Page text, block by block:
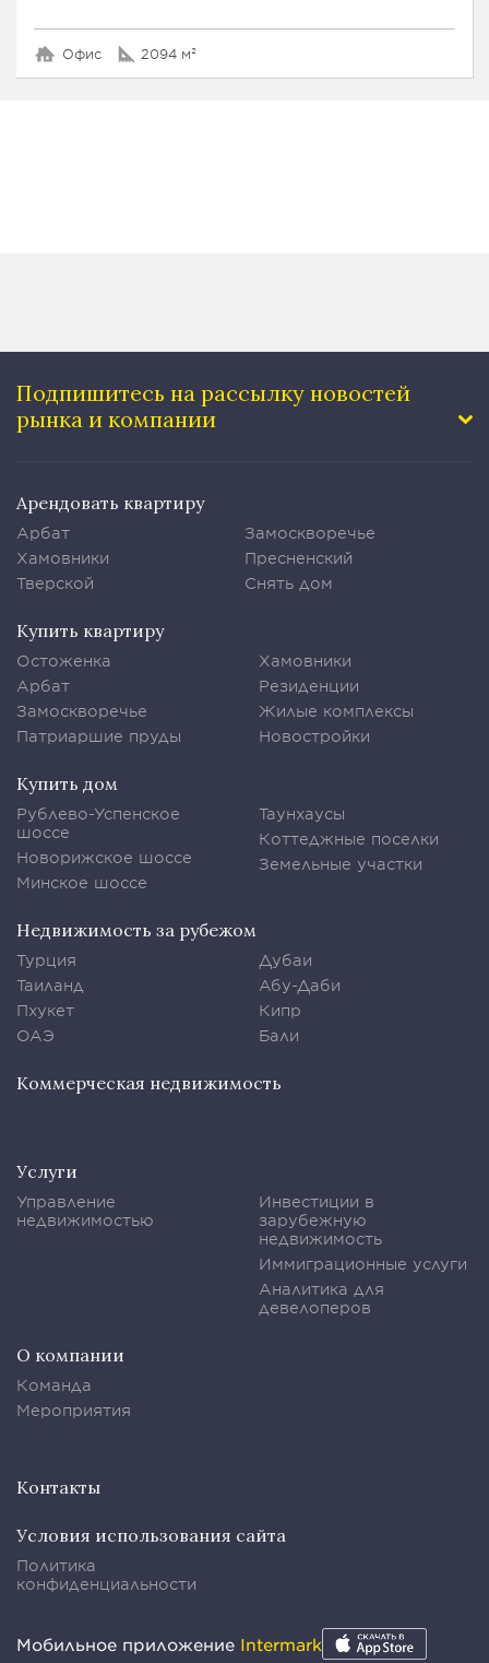
Офис 2094 м²
Подпишитесь на рассылку новостей
рынка и компании
Арендовать квартиру
Арбат
Хамовники
Тверской
Замоскворечье
Пресненский
Снять дом
Купить квартиру
Остоженка
Арбат
Замоскворечье
Патриаршие пруды
Хамовники
Резиденции
Жилые комплексы
Новостройки
Купить дом
Рублево-Успенское
шоссе
Новорижское шоссе
Минское шоссе
Таунхаусы
Коттеджные поселки
Земельные участки
Недвижимость за рубежом
Турция
Таиланд
Пхукет
ОАЭ
Дубаи
Абу-Даби
Кипр
Бали
Коммерческая недвижимость
Услуги
Управление
недвижимостью
Инвестиции в
зарубежную
недвижимость
Иммиграционные услуги
Аналитика для
девелоперов
О компании
Команда
Мероприятия
Контакты
Условия использования сайта
Политика
конфиденциальности
Мобильное приложение Intermark